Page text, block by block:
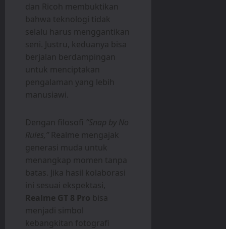
dan Ricoh membuktikan
bahwa teknologi tidak
selalu harus menggantikan
seni. Justru, keduanya bisa
berjalan berdampingan
untuk menciptakan
pengalaman yang lebih
manusiawi.
Dengan filosofi “Snap by No
Rules,”Realme mengajak
generasi muda untuk
menangkap momen tanpa
batas. Jika hasil kolaborasi
ini sesuai ekspektasi,
Realme GT 8 Pro bisa
menjadi simbol
kebangkitan fotografi